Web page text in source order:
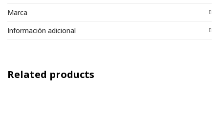
Marca
Información adicional
Related products